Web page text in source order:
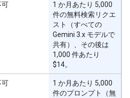
可
1 か月あたり 5,000
件の無料検索リクエ
スト（すべての
Gemini 3.x モデルで
共有）、その後は
1,000 件あたり
$14。
可
1 か月あたり 5,000
件のプロンプト（無